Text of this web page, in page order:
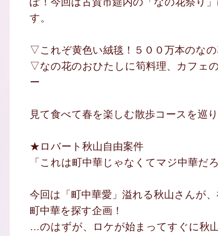
す。
▽これぞ黄色い絨毯！５００万本のな
▽なの花のおひたしに筍料理、カフェ
ー
見て食べて春を楽しむ散歩コースを巡
★ロバート秋山自由案件
「これは町中華じゃなくてマジ中華
今回は「町中華愛」溢れる秋山さんが
町中華を探す企画！
…のはずが、ロケが始まってすぐに秋